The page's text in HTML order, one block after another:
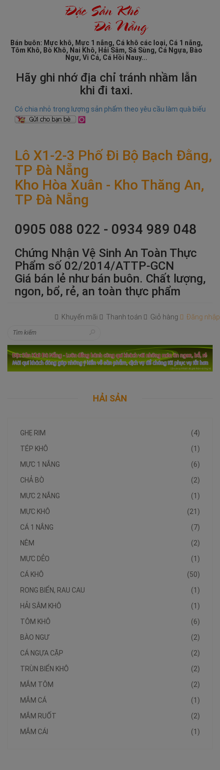
Bán buôn: Mực khô, Mực 1 nắng, Cá khô các loại, Cá 1 nắng,
Tôm Khô, Bò Khô, Nai Khô, Hải Sâm, Sá Sùng, Cá Ngựa, Bào
Ngư, Vi Cá, Cá Hồi Nauy...
Hãy ghi nhớ địa chỉ tránh nhầm lẫn
khi đi taxi.
Có chia nhỏ trọng lượng sản phẩm theo yêu cầu làm quà biếu
Lô X1-2-3 Phố Đi Bộ Bạch Đằng,
TP Đà Nẵng
Kho Hòa Xuân - Kho Thăng An,
TP Đà Nẵng
0905 088 022 - 0934 989 048
Chứng Nhận Vệ Sinh An Toàn Thực
Phẩm số 02/2014/ATTP-GCN
Giá bán lẻ như bán buôn. Chất lượng,
ngon, bổ, rẻ, an toàn thực phẩm
Khuyến mãi Thanh toán Giỏ hàng Đăng nhập
HẢI SẢN
(4)
GHẸ RIM
(1)
TÉP KHÔ
(6)
MỰC 1 NẮNG
(2)
CHẢ BÒ
(1)
MỰC 2 NẮNG
(21)
MỰC KHÔ
(7)
CÁ 1 NẮNG
(2)
NÊM
(1)
MỰC DẺO
(50)
CÁ KHÔ
(1)
RONG BIỂN, RAU CAU
(1)
HẢI SÂM KHÔ
(6)
TÔM KHÔ
(2)
BÀO NGƯ
(2)
CÁ NGỰA CẶP
(2)
TRÙN BIỂN KHÔ
(2)
MẮM TÔM
(1)
MẮM CÁ
(2)
MẮM RUỐT
(1)
MẮM CÁI